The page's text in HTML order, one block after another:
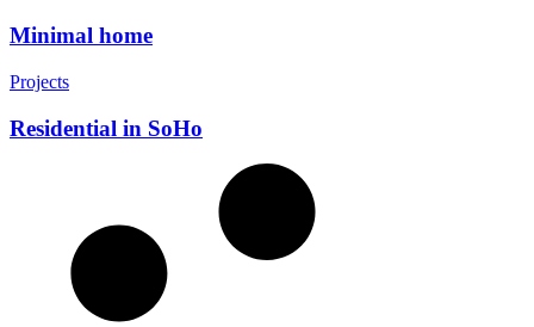
Minimal home
Projects
Residential in SoHo